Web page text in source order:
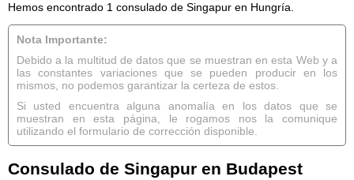
Hemos encontrado 1 consulado de Singapur en Hungría.
Nota Importante:
Debido a la multitud de datos que se muestran en esta Web y a
las constantes variaciones que se pueden producir en los
mismos, no podemos garantizar la certeza de estos.
Si usted encuentra alguna anomalía en los datos que se
muestran en esta página, le rogamos nos la comunique
utilizando el formulario de corrección disponible.
Consulado de Singapur en Budapest